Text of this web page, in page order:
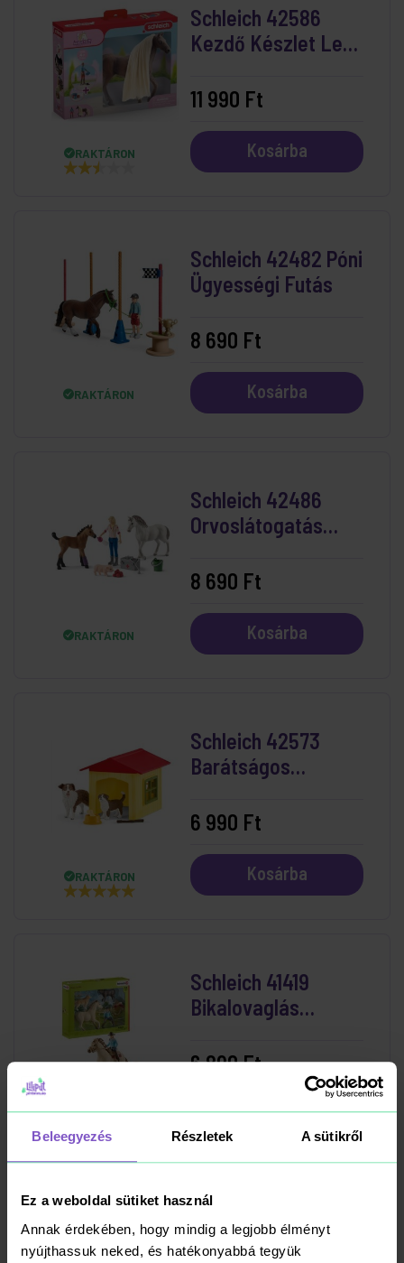
Beleegyezés Részletek A sütikről
Ez a weboldal sütiket használ
Annak érdekében, hogy mindig a legjobb élményt
nyújthassuk neked, és hatékonyabbá tegyük
RAKTÁRON
Schleich 42586
Kezdő Készlet Leo
11 990 Ft
Kosárba
RAKTÁRON
Schleich 42482 Póni
Ügyességi Futás
8 690 Ft
Kosárba
RAKTÁRON
Schleich 42486
Orvoslátogatás
Csikójánál
8 690 Ft
Kosárba
RAKTÁRON
Schleich 42573
Barátságos
6 990 Ft
Kosárba
RAKTÁRON
Schleich 41419
Bikalovaglás
6 890 Ft
Kosárba
Schleich 13794 Pinto
csődör